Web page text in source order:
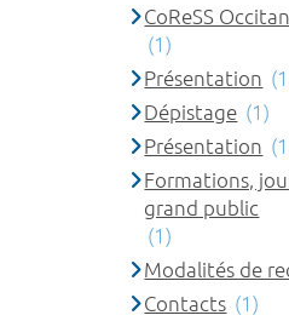
CoReSS
(1)
Présentation
Dépistage (1)
Présentation
Formations,
grand public
(1)
Modalités de
Contacts (1)